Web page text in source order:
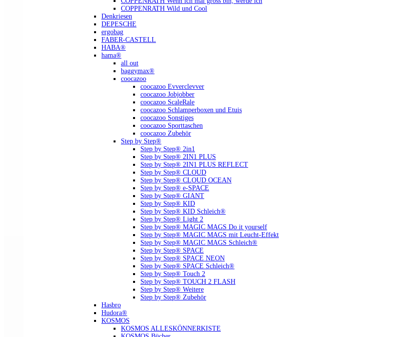
COPPENRATH Wild und Cool
Denkriesen
DEPESCHE
ergobag
FABER-CASTELL
HABA®
hama®
all out
baggymax®
coocazoo
coocazoo Evverclevver
coocazoo Jobjobber
coocazoo ScaleRale
coocazoo Schlamperboxen und Etuis
coocazoo Sonstiges
coocazoo Sporttaschen
coocazoo Zubehör
Step by Step®
Step by Step® 2in1
Step by Step® 2IN1 PLUS
Step by Step® 2IN1 PLUS REFLECT
Step by Step® CLOUD
Step by Step® CLOUD OCEAN
Step by Step® e-SPACE
Step by Step® GIANT
Step by Step® KID
Step by Step® KID Schleich®
Step by Step® Light 2
Step by Step® MAGIC MAGS Do it yourself
Step by Step® MAGIC MAGS mit Leucht-Effekt
Step by Step® MAGIC MAGS Schleich®
Step by Step® SPACE
Step by Step® SPACE NEON
Step by Step® SPACE Schleich®
Step by Step® Touch 2
Step by Step® TOUCH 2 FLASH
Step by Step® Weitere
Step by Step® Zubehör
Hasbro
Hudora®
KOSMOS
KOSMOS ALLESKÖNNERKISTE